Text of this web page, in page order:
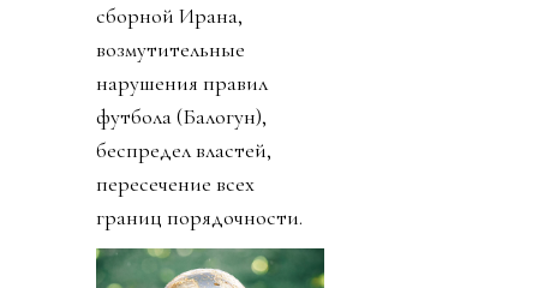
сборной Ирана,
возмутительные
нарушения правил
футбола (Балогун),
беспредел властей,
пересечение всех
границ порядочности.